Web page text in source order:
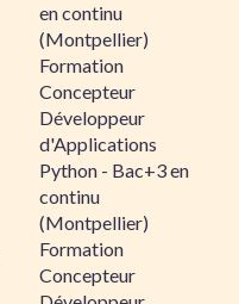
en continu
(Montpellier)
Formation
Concepteur
Développeur
d'Applications
Python - Bac+3 en
continu
(Montpellier)
Formation
Concepteur